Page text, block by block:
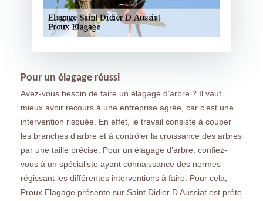
Pour un élagage réussi
Avez-vous besoin de faire un élagage d’arbre ? Il vaut
mieux avoir recours à une entreprise agrée, car c’est une
intervention risquée. En effet, le travail consiste à couper
les branches d’arbre et à contrôler la croissance des arbres
par une taille précise. Pour un élagage d’arbre, confiez-
vous à un spécialiste ayant connaissance des normes
régissant les différentes interventions à faire. Pour cela,
Proux Elagage présente sur Saint Didier D Aussiat est prête